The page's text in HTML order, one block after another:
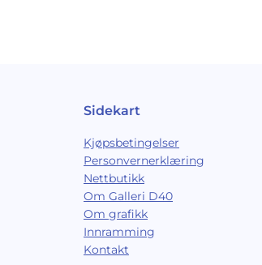
Sidekart
Kjøpsbetingelser
Personvernerklæring
Nettbutikk
Om Galleri D40
Om grafikk
Innramming
Kontakt